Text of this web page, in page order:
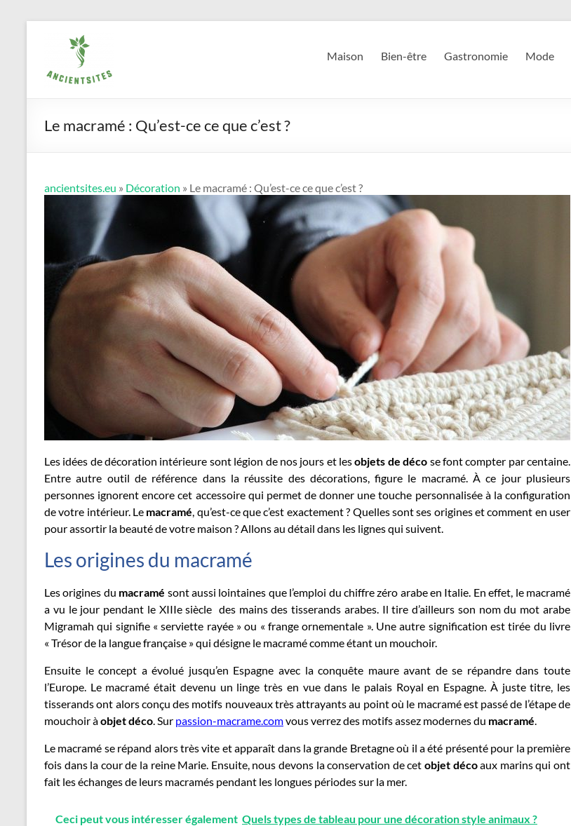
ancientsites.eu Maison Bien-être Gastronomie Mode
Le macramé : Qu’est-ce ce que c’est ?
ancientsites.eu » Décoration » Le macramé : Qu’est-ce ce que c’est ?
Les idées de décoration intérieure sont légion de nos jours et lesobjets de déco se font compter par centaine.
Entre autre outil de référence dans la réussite des décorations, figure le macramé. À ce jour plusieurs
personnes ignorent encore cet accessoire qui permet de donner une touche personnalisée à la configuration
de votre intérieur. Le macramé, qu’est-ce que c’est exactement ? Quelles sont ses origines et comment en user
pour assortir la beauté de votre maison ? Allons au détail dans les lignes qui suivent.
Les origines du macramé
Les origines du macramé sont aussi lointaines que l’emploi du chiffre zéro arabe en Italie. En effet, le macramé
a vu le jour pendant le XIIIe siècle des mains des tisserands arabes. Il tire d’ailleurs son nom du mot arabe
Migramah qui signifie « serviette rayée » ou « frange ornementale ». Une autre signification est tirée du livre
« Trésor de la langue française » qui désigne le macramé comme étant un mouchoir.
Ensuite le concept a évolué jusqu’en Espagne avec la conquête maure avant de se répandre dans toute
l’Europe. Le macramé était devenu un linge très en vue dans le palais Royal en Espagne. À juste titre, les
tisserands ont alors conçu des motifs nouveaux très attrayants au point où le macramé est passé de l’étape de
mouchoir àobjetdéco. Sur passion-macrame.comvous verrez des motifs assez modernes du macramé.
Le macramé se répand alors très vite et apparaît dans la grande Bretagne où il a été présenté pour la première
fois dans la cour de la reine Marie. Ensuite, nous devons la conservation de cet objet décoaux marins qui ont
fait les échanges de leurs macramés pendant les longues périodes sur la mer.
Ceci peut vous intéresser également Quels types de tableau pour une décoration style animaux ?